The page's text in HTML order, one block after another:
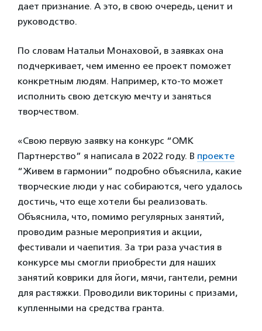
дает признание. А это, в свою очередь, ценит и
руководство.
По словам Натальи Монаховой, в заявках она
подчеркивает, чем именно ее проект поможет
конкретным людям. Например, кто-то может
исполнить свою детскую мечту и заняться
творчеством.
«Свою первую заявку на конкурс “ОМК
Партнерство” я написала в 2022 году. В проекте
“Живем в гармонии” подробно объяснила, какие
творческие люди у нас собираются, чего удалось
достичь, что еще хотели бы реализовать.
Объяснила, что, помимо регулярных занятий,
проводим разные мероприятия и акции,
фестивали и чаепития. За три раза участия в
конкурсе мы смогли приобрести для наших
занятий коврики для йоги, мячи, гантели, ремни
для растяжки. Проводили викторины с призами,
купленными на средства гранта.